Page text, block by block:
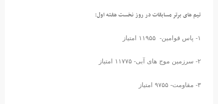
تیم های برتر مسابقات در روز نخست هفته اول:
۲- سرزمین موج های آبی- ۱۱۷۷۵ امتیاز
۳- مقاومت- ۹۷۵۵ امتیاز